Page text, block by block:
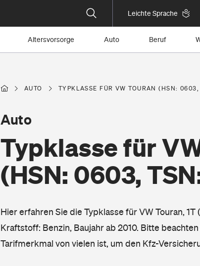
Leichte Sprache
Altersvorsorge Auto Beruf
AUTO TYPKLASSE FÜR VW TOURAN (HSN: 0603,
Typklasse für
(HSN: 0603,
Auto
Hier erfahren Sie die Typklasse für VW Touran, 1T
Kraftstoff: Benzin, Baujahr ab 2010. Bitte
Tarifmerkmal von vielen ist, um den Kfz-